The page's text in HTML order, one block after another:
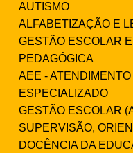
AUTISMO
ALFABETIZAÇÃO E
GESTÃO ESCOLAR
PEDAGÓGICA
AEE -
ESPECIALIZADO
GESTÃO ESCOLAR
SUPERVISÃO,
DOCÊNCIA DA